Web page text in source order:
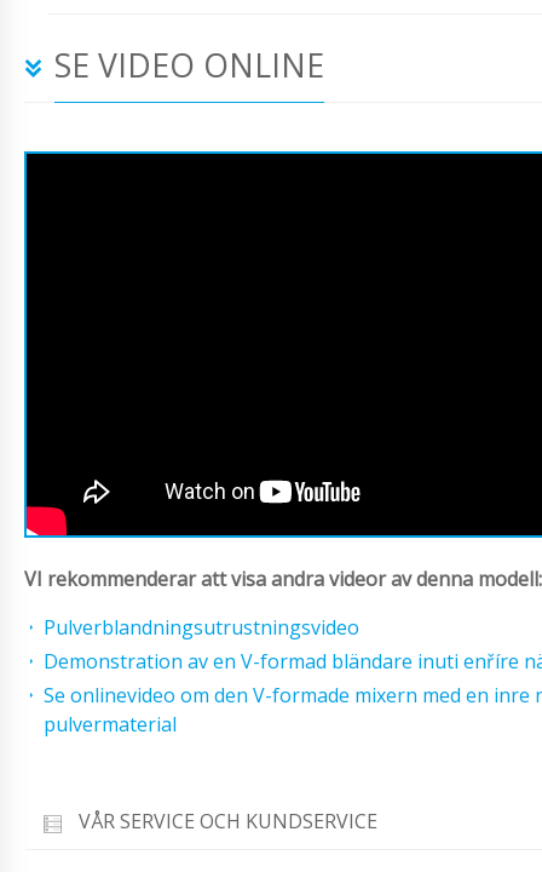
SE VIDEO ONLINE
VI rekommenderar att visa andra videor av denna modell:
Pulverblandningsutrustningsvideo
Demonstration av en V-formad bländare inuti enříre
Se onlinevideo om den V-formade mixern med en
pulvermaterial
VÅR SERVICE OCH KUNDSERVICE